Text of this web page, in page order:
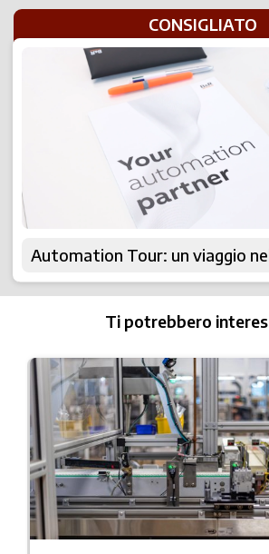
CONSIGLIATO
Automation Tour: un viaggio
Ti potrebbero